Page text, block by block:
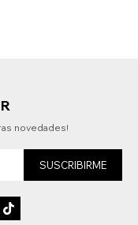
novedades!
SUSCRIBIRME
